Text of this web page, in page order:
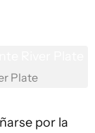
Plate
por la